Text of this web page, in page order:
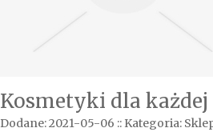
Kosmetyki dla każdej
Dodane: 2021-05-06 :: Kategoria: